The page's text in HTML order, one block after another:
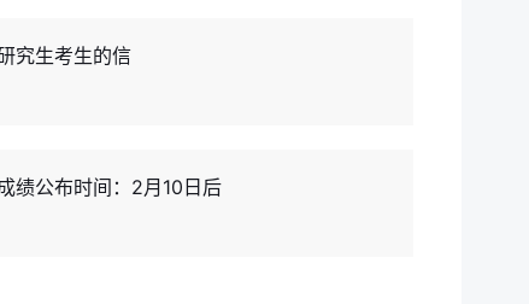
究生考生的信
绩公布时间：2月10日后